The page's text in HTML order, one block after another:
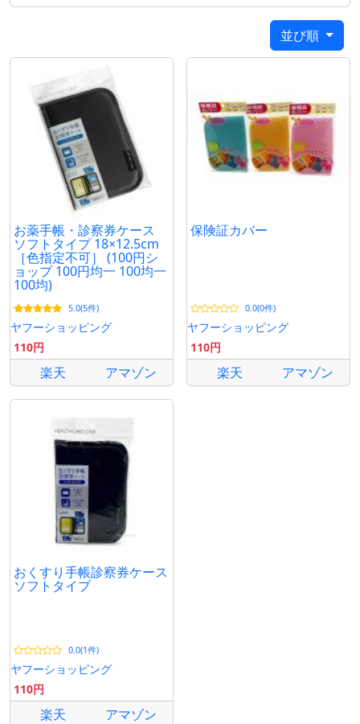
並び順
お薬手帳・診察券ケース
ソフトタイプ 18×12.5cm
［色指定不可］ (100円シ
ョップ 100円均一 100均一
100均)
5.0(5件)
ヤフーショッピング
110円
楽天 アマゾン
保険証カバー
0.0(0件)
ヤフーショッピング
110円
楽天 アマゾン
おくすり手帳診察券ケース
ソフトタイプ
0.0(1件)
ヤフーショッピング
110円
楽天 アマゾン